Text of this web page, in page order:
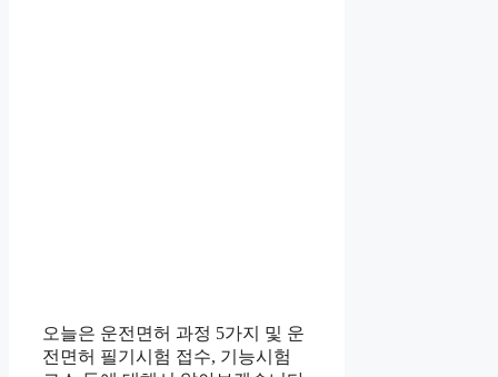
오늘은 운전면허 과정 5가지 및 운
전면허 필기시험 접수, 기능시험